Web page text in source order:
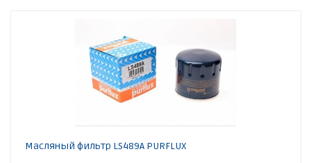
Масляный фильтр LS489A PURFLUX